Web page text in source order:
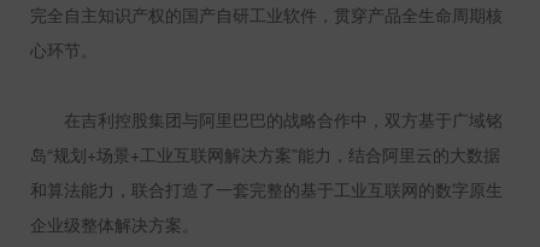
完全自主知识产权的国产自研工业软件，贯穿产品全生命周期核
心环节。
在吉利控股集团与阿里巴巴的战略合作中，双方基于广域铭
岛“规划+场景 +工业互联网解决方案”能力，结合阿里云的大数据
和算法能力，联合打造了一套完整的基于工业互联网的数字原生
企业级整体解决方案。